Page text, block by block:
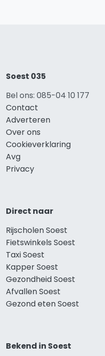
Soest 035
Bel ons: 085-04 10 177
Contact
Adverteren
Over ons
Cookieverklaring
Avg
Privacy
Direct naar
Rijscholen Soest
Fietswinkels Soest
Taxi Soest
Kapper Soest
Gezondheid Soest
Afvallen Soest
Gezond eten Soest
Bekend in Soest